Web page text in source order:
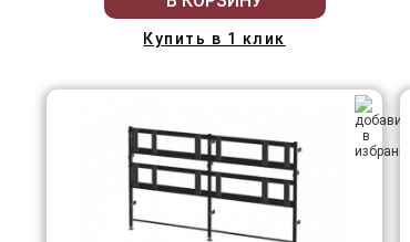
Купить в 1 клик